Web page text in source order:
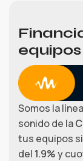
equipos
Somos la
sonido de la
tus equipos
del 1.9%y